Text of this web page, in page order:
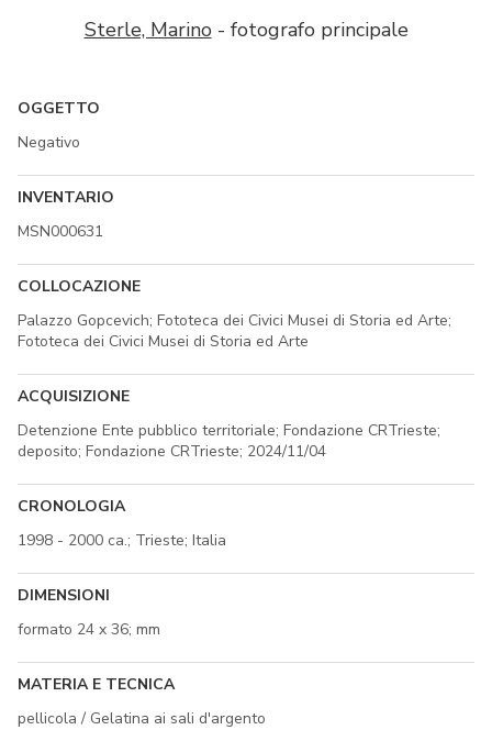
Sterle, Marino- fotografo principale
OGGETTO
Negativo
INVENTARIO
MSN000631
COLLOCAZIONE
Palazzo Gopcevich; Fototeca dei Civici Musei di Storia ed Arte;
Fototeca dei Civici Musei di Storia ed Arte
ACQUISIZIONE
Detenzione Ente pubblico territoriale; Fondazione CRTrieste;
deposito; Fondazione CRTrieste; 2024/11/04
CRONOLOGIA
1998 - 2000 ca.; Trieste; Italia
DIMENSIONI
formato 24 x 36; mm
MATERIA E TECNICA
pellicola / Gelatina ai sali d'argento